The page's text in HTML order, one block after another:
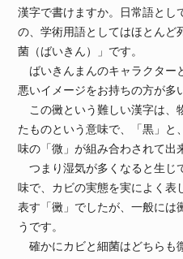
漢字で書けますか。日常語とし
の、学術用語としてはほとんど
菌（ばいきん）」です。
ばいきんまんのキャラクター
悪いイメージをお持ちの方が多
この黴という難しい漢字は、
たものという意味で、「黒」と
味の「微」が組み合わされて出
つまり湿気が多くなると生じ
味で、カビの実態を実によく表
表す「黴」でしたが、一般には
うです。
確かにカビと細菌はどちらも